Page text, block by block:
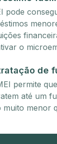
pode
o
de
permite
até um
muito menor